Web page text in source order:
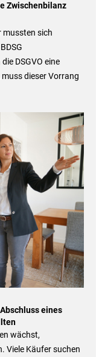
Zwischenbilanz
sich
DSGVO eine
dieser Vorrang
eines
wächst,
Viele Käufer suchen